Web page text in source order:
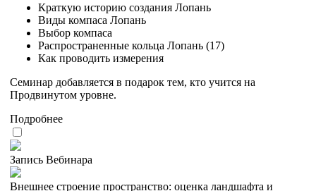
Краткую историю создания Лопань
Виды компаса Лопань
Выбор компаса
Распространенные кольца Лопань (17)
Как проводить измерения
Семинар добавляется в подарок тем, кто учится на
Продвинутом уровне.
Подробнее
Запись Вебинара
Внешнее строение пространство: оценка ландшафта и